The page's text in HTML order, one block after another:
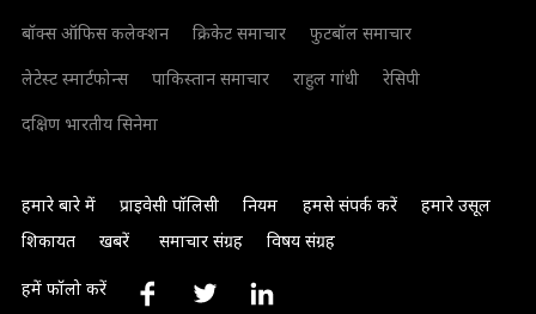
बॉक्स ऑफिस कलेक्शन
क्रिकेट समाचार
फुटबॉल समाचार
लेटेस्ट स्मार्टफोन्स
पाकिस्तान समाचार राहुल गांधी
रेसिपी
दक्षिण भारतीय सिनेमा
हमारे बारे में प्राइवेसी पॉलिसी नियम हमसे संपर्क करें
हमारे उसूल
शिकायत
खबरें समाचार संग्रह विषय संग्रह
हमें फॉलो करें